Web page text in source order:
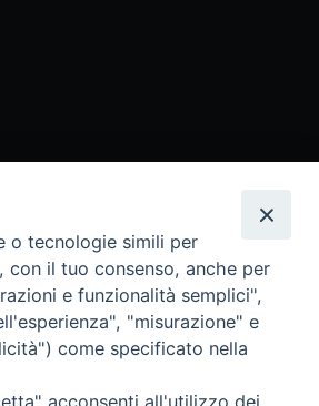
Digitale
Cartaceo
Copia Digitale
o tecnologie simili per
con il tuo consenso, anche per
e funzionalità semplici",
"misurazione" e
come specificato nella